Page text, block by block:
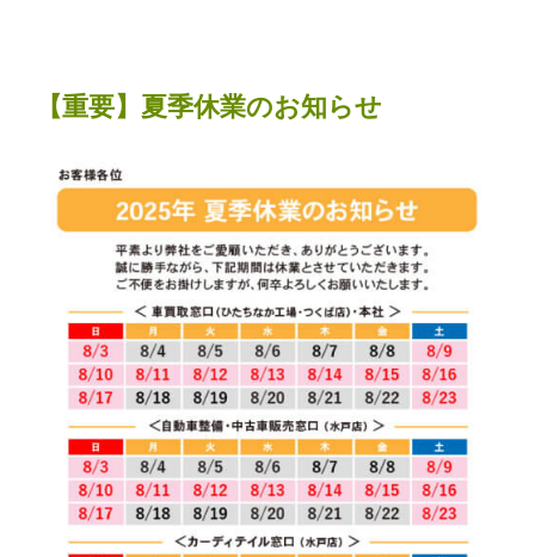
【重要】夏季休業のお知らせ